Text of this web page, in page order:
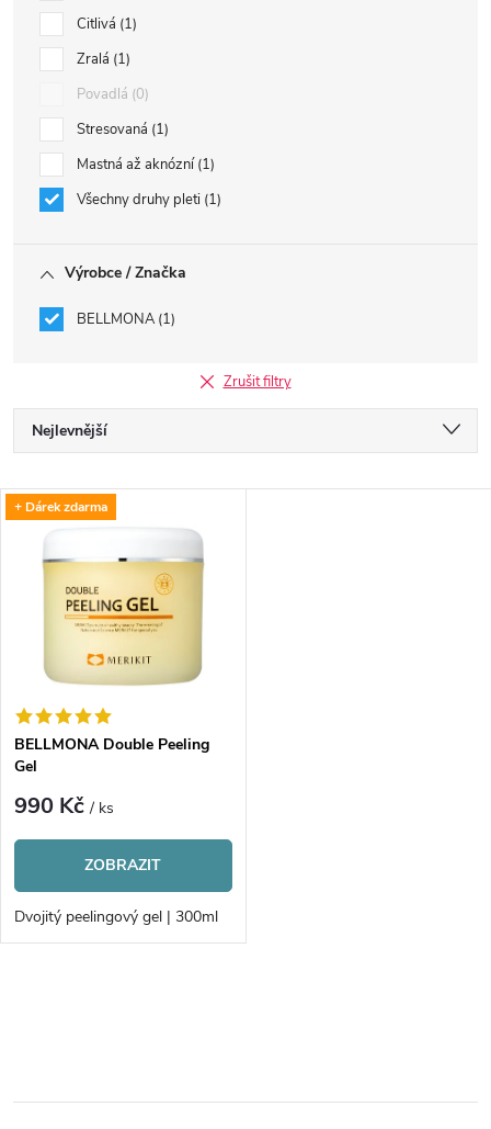
Citlivá 1
Zralá 1
Povadlá 0
Stresovaná 1
Mastná až aknózní 1
Všechny druhy pleti 1
Výrobce / Značka
BELLMONA 1
Zrušit filtry
Ř
a
í
p
r
o
d
t
Nejlevnější
Nejprodávanější
Abecedně
V
s
p
r
o
d
+ Dárek zdarma
BELLMONA Double Peeling
Gel
990 Kč/ ks
ZOBRAZIT
Dvojitý peelingový gel | 300ml
l